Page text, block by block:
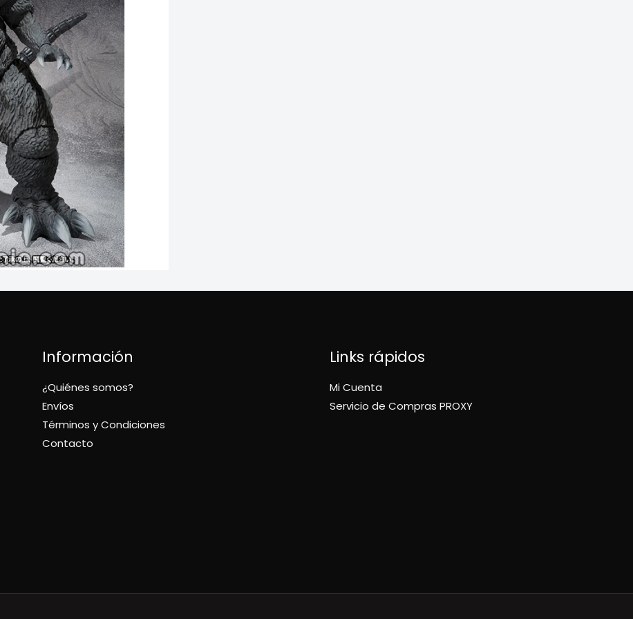
Información
¿Quiénes somos?
Envíos
Términos y Condiciones
Contacto
Links rápidos
Mi Cuenta
Servicio de Compras PROXY